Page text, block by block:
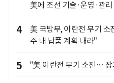
美에 조선 기술·운영·관
4
美 국방부, 이란전 무기
주 내 납품 계획 내라"
5 "美 이란전 무기 소진… 장